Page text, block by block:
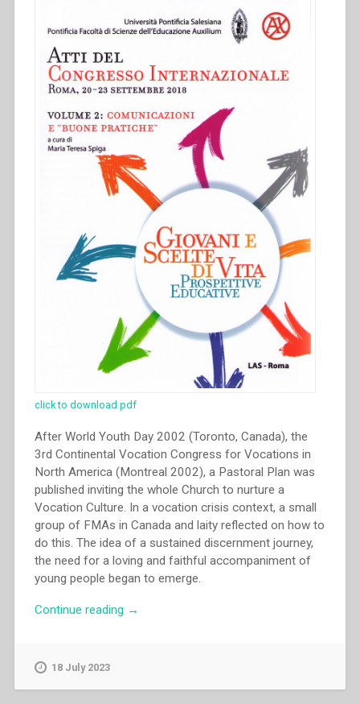
click to download pdf
After World Youth Day 2002 (Toronto, Canada), the
3rd Continental Vocation Congress for Vocations in
North America (Montreal 2002), a Pastoral Plan was
published inviting the whole Church to nurture a
Vocation Culture. In a vocation crisis context, a small
group of FMAs in Canada and laity reflected on how to
do this. The idea of a sustained discernment journey,
the need for a loving and faithful accompaniment of
young people began to emerge.
Continue reading “Francine
→
18 July 2023